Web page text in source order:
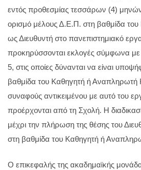
εντός προθεσμίας τεσσάρων (4)
ορισμό μέλους Δ.Ε.Π. στη βαθμίδα
ως Διευθυντή στο πανεπιστημιακό
προκηρύσσονται εκλογές σύμφωνα με
5, στις οποίες δύνανται να είναι
βαθμίδα του Καθηγητή ή Αναπληρωτή
συναφούς αντικειμένου με αυτό του
προέρχονται από τη Σχολή. Η
μέχρι την πλήρωση της θέσης του
στη βαθμίδα του Καθηγητή ή
Ο επικεφαλής της ακαδημαϊκής